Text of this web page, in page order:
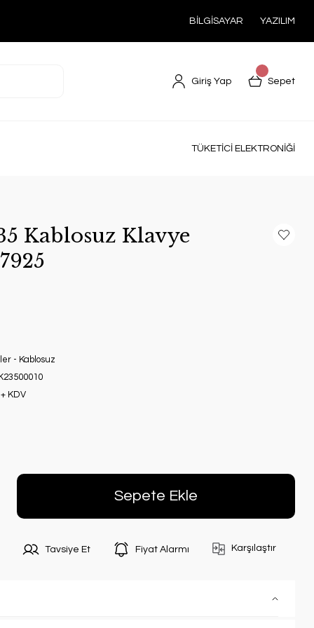
BİLGİSAYAR YAZILIM
Giriş Yap Sepet
TÜKETİCİ ELEKTRONİĞİ
Kablosuz Klavye
- Kablosuz
KDV
Sepete Ekle
Tavsiye Et Fiyat Alarmı Karşılaştır